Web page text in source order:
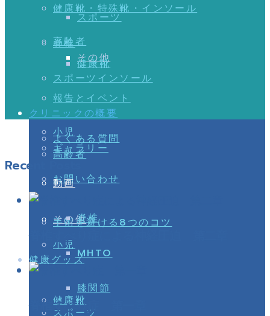
スポーツ
その他
報告とイベント
よくある質問
お問い合わせ
その他
健康グッズ
健康靴
高齢者
小児
手術を避ける8つのコツ
スポーツ
健康靴
高齢者
小児
健康靴・特殊靴・インソール
脊椎
スポーツインソール
クリニックの概要
ギャラリー
動画
脊椎
MHTO
膝関節
Recent Posts
脊椎すべり症による神経圧迫 第二章
脊椎すべり症 第一章